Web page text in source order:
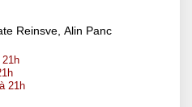
Reinsve, Alin Panc
21h
à 21h